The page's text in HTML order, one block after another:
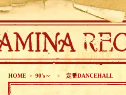
HOME > 90's～ > 定番DANCEHALL